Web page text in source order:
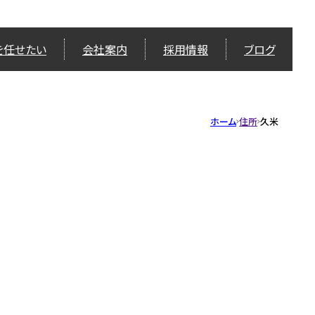
せたい 会社案内 採用情報 ブログ
ホーム 住所 久米